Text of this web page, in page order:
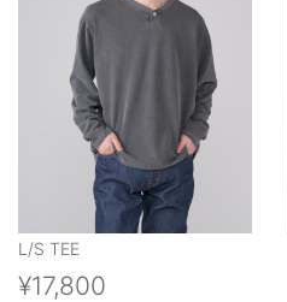
L/S TEE
¥17,800